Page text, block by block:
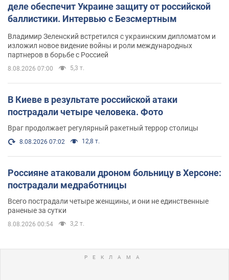
деле обеспечит Украине защиту от российской
баллистики. Интервью с Безсмертным
Владимир Зеленский встретился с украинским дипломатом и
изложил новое видение войны и роли международных
партнеров в борьбе с Россией
8.08.2026 07:00 5,3 т.
В Киеве в результате российской атаки
пострадали четыре человека. Фото
Враг продолжает регулярный ракетный террор столицы
8.08.2026 07:02 12,8 т.
Россияне атаковали дроном больницу в Херсоне:
пострадали медработницы
Всего пострадали четыре женщины, и они не единственные
раненые за сутки
8.08.2026 00:54 3,2 т.